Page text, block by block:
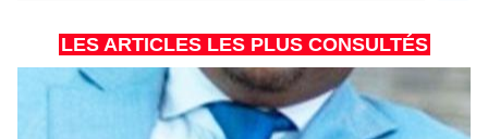
LES ARTICLES LES PLUS CONSULTÉS